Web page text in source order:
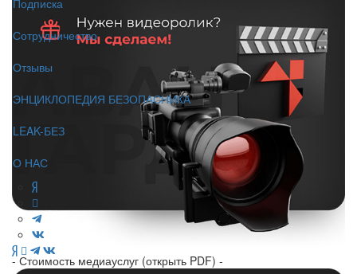
Подписка
Сотрудничество
Отзывы
ЭНЦИКЛОПЕДИЯ БЕЗОПАСНИКА
LEAK-БЕЗ
О НАС
- Стоимость медиауслуг (открыть PDF) -